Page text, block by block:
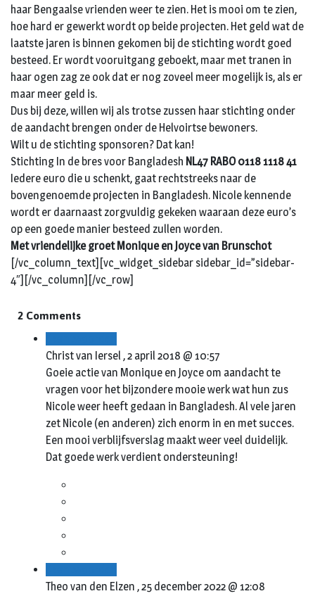
haar Bengaalse vrienden weer te zien. Het is mooi om te zien,
hoe hard er gewerkt wordt op beide projecten. Het geld wat de
laatste jaren is binnen gekomen bij de stichting wordt goed
besteed. Er wordt vooruitgang geboekt, maar met tranen in
haar ogen zag ze ook dat er nog zoveel meer mogelijk is, als er
maar meer geld is.
Dus bij deze, willen wij als trotse zussen haar stichting onder
de aandacht brengen onder de Helvoirtse bewoners.
Wilt u de stichting sponsoren? Dat kan!
Stichting In de bres voor Bangladesh NL47 RABO 0118 1118 41
Iedere euro die u schenkt, gaat rechtstreeks naar de
bovengenoemde projecten in Bangladesh. Nicole kennende
wordt er daarnaast zorgvuldig gekeken waaraan deze euro’s
op een goede manier besteed zullen worden.
Met vriendelijke groet Monique en Joyce van Brunschot
[/vc_column_text][vc_widget_sidebar sidebar_id=”sidebar-
4″][/vc_column][/vc_row]
2 Comments
Christ van Iersel ,2 april 2018 @ 10:57
Goeie actie van Monique en Joyce om aandacht te
vragen voor het bijzondere mooie werk wat hun zus
Nicole weer heeft gedaan in Bangladesh. Al vele jaren
zet Nicole (en anderen) zich enorm in en met succes.
Een mooi verblijfsverslag maakt weer veel duidelijk.
Dat goede werk verdient ondersteuning!
Theo van den Elzen ,25 december 2022 @ 12:08